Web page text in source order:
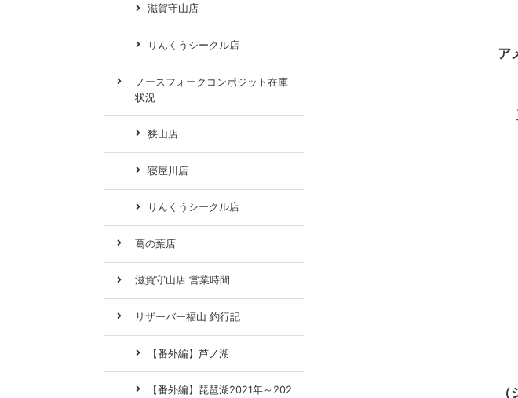
ア
滋賀守山店
りんくうシークル店
ノースフォークコンポジット在庫
状況
狭山店
寝屋川店
りんくうシークル店
葛の葉店
滋賀守山店 営業時間
リザーバー福山 釣行記
【番外編】芦ノ湖
【番外編】琵琶湖2021年～202